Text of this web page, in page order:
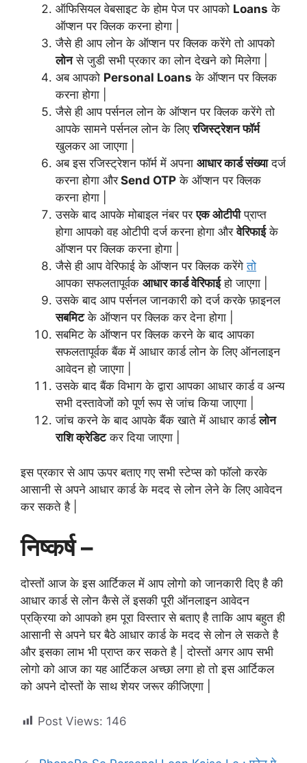
ऑफिसियल वेबसाइट के होम पेज पर आपको Loans के
ऑप्शन पर क्लिक करना होगा |
जैसे ही आप लोन के ऑप्शन पर क्लिक करेंगे तो आपको
लोनसे जुडी सभी प्रकार का लोन देखने को मिलेगा |
अब आपको Personal Loans के ऑप्शन पर क्लिक
करना होगा |
जैसे ही आप पर्सनल लोन के ऑप्शन पर क्लिक करेंगे तो
आपके सामने पर्सनल लोन के लिएरजिस्ट्रेशन फॉर्म
खुलकर आ जाएगा |
अब इस रजिस्ट्रेशन फॉर्म में अपना आधार कार्ड संख्यादर्ज
करना होगा औरSend OTP के ऑप्शन पर क्लिक
करना होगा |
उसके बाद आपके मोबाइल नंबर परएक ओटीपीप्राप्त
होगा आपको वह ओटीपी दर्ज करना होगा औरवेरिफाईके
ऑप्शन पर क्लिक करना होगा |
जैसे ही आप वेरिफाई के ऑप्शन पर क्लिक करेंगेतो
आपका सफलतापूर्वक आधार कार्ड वेरिफाईहो जाएगा |
उसके बाद आप पर्सनल जानकारी को दर्ज करके फ़ाइनल
सबमिटके ऑप्शन पर क्लिक कर देना होगा |
सबमिट के ऑप्शन पर क्लिक करने के बाद आपका
सफलतापूर्वक बैंक में आधार कार्ड लोन के लिए ऑनलाइन
आवेदन हो जाएगा |
उसके बाद बैंक विभाग के द्वारा आपका आधार कार्ड व अन्य
सभी दस्तावेजों को पूर्ण रूप से जांच किया जाएगा |
जांच करने के बाद आपके बैंक खाते में आधार कार्डलोन
राशि क्रेडिटकर दिया जाएगा |
इस प्रकार से आप ऊपर बताए गए सभी स्टेप्स को फॉलो करके
आसानी से अपने आधार कार्ड के मदद से लोन लेने के लिए आवेदन
कर सकते है |
निष्कर्ष –
दोस्तों आज के इस आर्टिकल में आप लोगो को जानकारी दिए है की
आधार कार्ड से लोन कैसे लें इसकी पूरी ऑनलाइन आवेदन
प्रक्रिया को आपको हम पूरा विस्तार से बताए है ताकि आप बहुत ही
आसानी से अपने घर बैठे आधार कार्ड के मदद से लोन ले सकते है
और इसका लाभ भी प्राप्त कर सकते है | दोस्तों अगर आप सभी
लोगो को आज का यह आर्टिकल अच्छा लगा हो तो इस आर्टिकल
को अपने दोस्तों के साथ शेयर जरूर कीजिएगा |
Post Views: 146